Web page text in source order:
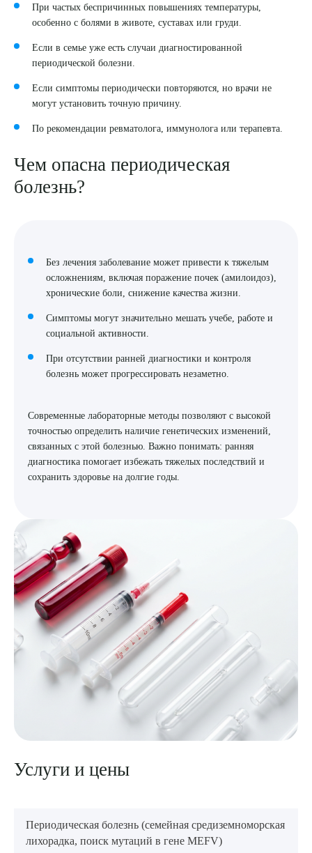
При частых беспричинных повышениях температуры,
особенно с болями в животе, суставах или груди.
Если в семье уже есть случаи диагностированной
периодической болезни.
Если симптомы периодически повторяются, но врачи не
могут установить точную причину.
По рекомендации ревматолога, иммунолога или терапевта.
Чем опасна периодическая
болезнь?
Без лечения заболевание может привести к тяжелым
осложнениям, включая поражение почек (амилоидоз),
хронические боли, снижение качества жизни.
Симптомы могут значительно мешать учебе, работе и
социальной активности.
При отсутствии ранней диагностики и контроля
болезнь может прогрессировать незаметно.
Современные лабораторные методы позволяют с высокой
точностью определить наличие генетических изменений,
связанных с этой болезнью. Важно понимать: ранняя
диагностика помогает избежать тяжелых последствий и
сохранить здоровье на долгие годы.
Услуги и цены
Периодическая болезнь (семейная средиземноморская
лихорадка, поиск мутаций в гене MEFV)
ОТПРАВИТЬ
Я даю согласие наобработку персональных данных
Выберите сопутствующую услугу
ПОДТВЕРДИТЬ